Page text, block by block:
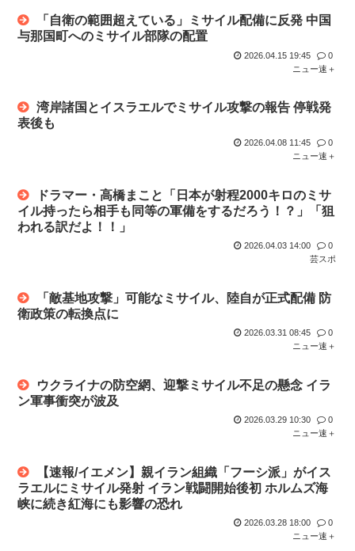
「自衛の範囲超えている」ミサイル配備に反発 中国
与那国町へのミサイル部隊の配置
2026.04.15 19:45
0
ニュー速＋
湾岸諸国とイスラエルでミサイル攻撃の報告 停戦発
表後も
2026.04.08 11:45
0
ニュー速＋
ドラマー・高橋まこと「日本が射程2000キロのミサ
イル持ったら相手も同等の軍備をするだろう！？」「狙
われる訳だよ！！」
2026.04.03 14:00
0
芸スポ
「敵基地攻撃」可能なミサイル、陸自が正式配備 防
衛政策の転換点に
2026.03.31 08:45
0
ニュー速＋
ウクライナの防空網、迎撃ミサイル不足の懸念 イラ
ン軍事衝突が波及
2026.03.29 10:30
0
ニュー速＋
【速報/イエメン】親イラン組織「フーシ派」がイス
ラエルにミサイル発射 イラン戦闘開始後初 ホルムズ海
峡に続き紅海にも影響の恐れ
2026.03.28 18:00
0
ニュー速＋